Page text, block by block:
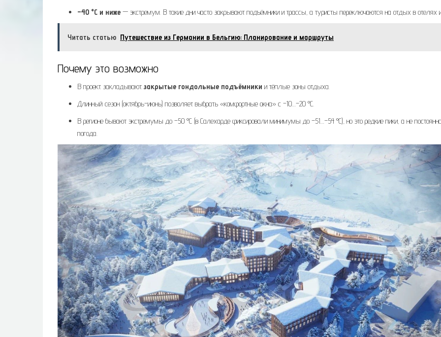
–40 °C и ниже — экстремум. В такие дни часто закрывают подъёмники и трассы, а туристы переключаются на отдых в отелях
Читать статью Путешествие из Германии в Бельгию: Планирование и маршруты
Почему это возможно
В проект закладывают закрытые гондольные подъёмники и тёплые зоны отдыха.
Длинный сезон (октябрь–июнь) позволяет выбрать «комфортные окна» с –10…–20 °C.
В регионе бывают экстремумы до –50 °C (в Салехарде фиксировали минимумы до –51…–54 °C), но это редкие пики, а не
погода.